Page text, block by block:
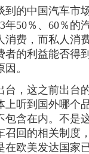
的中国汽车市
年50％、60％
消费，而私人消
者的利益能否得
。
，这之前出台
上听到国外哪个
包含在内。不是
召回的相关制度
在欧美发达国家